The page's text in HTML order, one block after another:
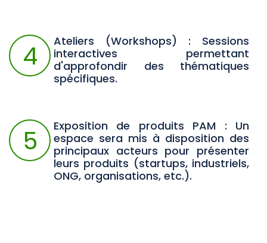
4
Ateliers (Workshops) : Sessions
interactives permettant
d'approfondir des thématiques
spécifiques.
5
Exposition de produits PAM : Un
espace sera mis à disposition des
principaux acteurs pour présenter
leurs produits (startups, industriels,
ONG, organisations, etc.).